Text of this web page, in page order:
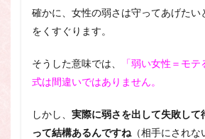
確かに、女性の弱さは守ってあげたい
をくすぐります。
そうした意味では、
「弱い女性＝モ
式は間違いではありません。
しかし、 実際に弱さを出して失敗して
って結構あるんですね （相手にされ